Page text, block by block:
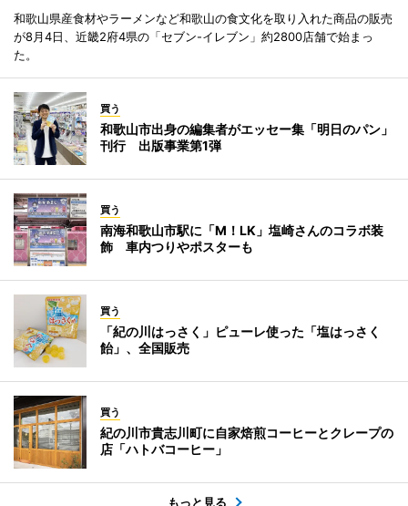
和歌山県産食材やラーメンなど和歌山の食文化を取り入れた商品の販売
が8月4日、近畿2府4県の「セブン-イレブン」約2800店舗で始まっ
た。
買う
和歌山市出身の編集者がエッセー集「明日のパン」
刊行 出版事業第1弾
買う
南海和歌山市駅に「M！LK」塩崎さんのコラボ装
飾 車内つりやポスターも
買う
「紀の川はっさく」ピューレ使った「塩はっさく
飴」、全国販売
買う
紀の川市貴志川町に自家焙煎コーヒーとクレープの
店「ハトバコーヒー」
もっと見る